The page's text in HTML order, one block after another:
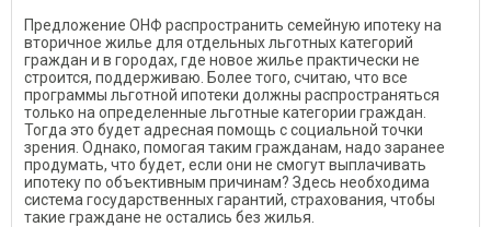
Предложение ОНФ распространить семейную ипотеку на
вторичное жилье для отдельных льготных категорий
граждан и в городах, где новое жилье практически не
строится, поддерживаю. Более того, считаю, что все
программы льготной ипотеки должны распространяться
только на определенные льготные категории граждан.
Тогда это будет адресная помощь с социальной точки
зрения. Однако, помогая таким гражданам, надо заранее
продумать, что будет, если они не смогут выплачивать
ипотеку по объективным причинам? Здесь необходима
система государственных гарантий, страхования, чтобы
такие граждане не остались без жилья.